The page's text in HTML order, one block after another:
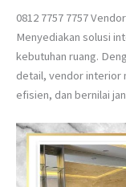
0812 7757 7757
Menyediakan solusi
kebutuhan ruang.
detail, vendor interior
efisien, dan bernilai